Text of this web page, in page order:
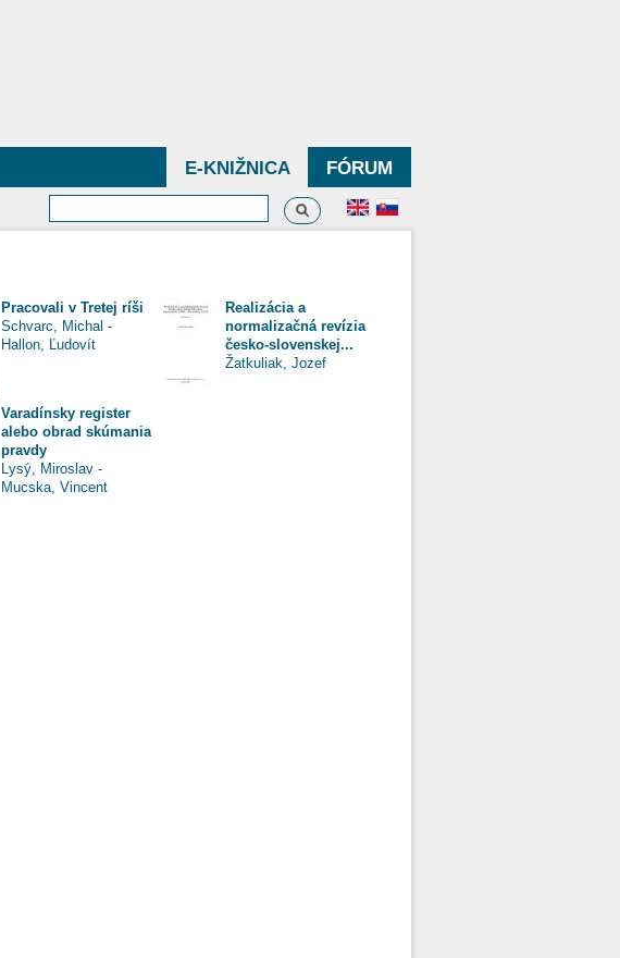
FÓRUM
E-KNIŽNICA
Vyhľadávanie
Vyhľadávanie
Pracovali v Tretej ríši
Schvarc, Michal -
Hallon, Ľudovít
Realizácia a
normalizačná revízia
česko-slovenskej...
Žatkuliak, Jozef
Varadínsky register
alebo obrad skúmania
pravdy
Lysý, Miroslav -
Mucska, Vincent